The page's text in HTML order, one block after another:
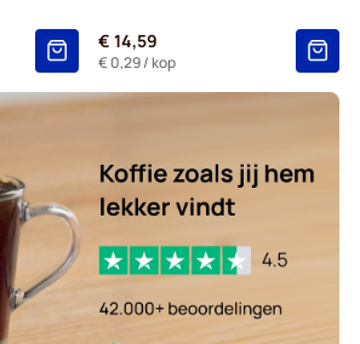
voor Nespresso®
voor Nespresso®
voor Nespresso®
voor Nespresso®
Koffiecapsules voor Nespresso®
€ 14,59
€ 0,29/ kop